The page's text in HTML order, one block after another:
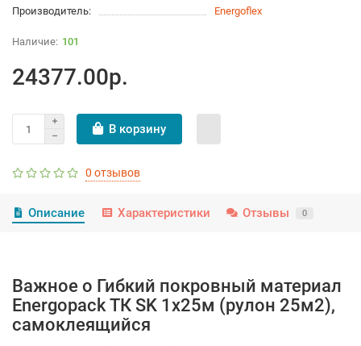
Производитель:
Energoflex
101
24377.00р.
В корзину
0 отзывов
Описание Характеристики Отзывы 0
Важное о Гибкий покровный материал
Energopack ТК SK 1х25м (рулон 25м2),
самоклеящийся